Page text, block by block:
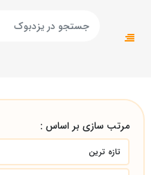
صفحه اصلی
سیاست و حکومتسیاست و
مرتب سازی بر اساس :